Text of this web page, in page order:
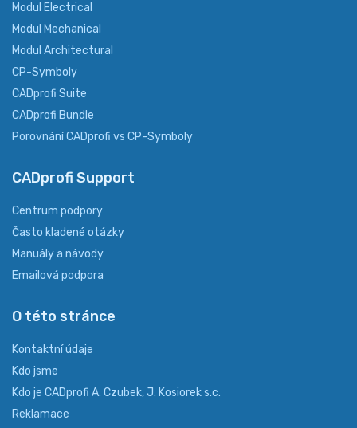
Modul Electrical
Modul Mechanical
Modul Architectural
CP-Symboly
CADprofi Suite
CADprofi Bundle
Porovnání CADprofi vs CP-Symboly
CADprofi Support
Centrum podpory
Často kladené otázky
Manuály a návody
Emailová podpora
O této stránce
Kontaktní údaje
Kdo jsme
Kdo je CADprofi A. Czubek, J. Kosiorek s.c.
Reklamace